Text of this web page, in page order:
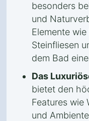
besonders
und
Elemente
Steinfliesen
dem Bad
Das
bietet den
Features wie
und